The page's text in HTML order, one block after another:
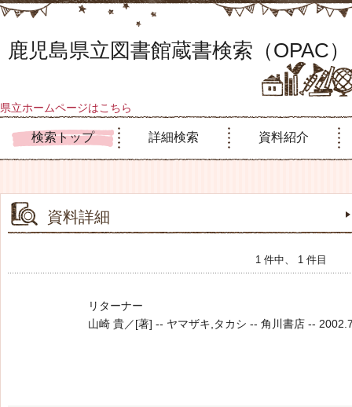
鹿児島県立図書館蔵書検索（OPAC）
県立ホームページはこちら
検索トップ 詳細検索 資料紹介
資料詳細
1 件中、 1 件目
リターナー
山崎 貴／[著] -- ヤマザキ,タカシ -- 角川書店 --